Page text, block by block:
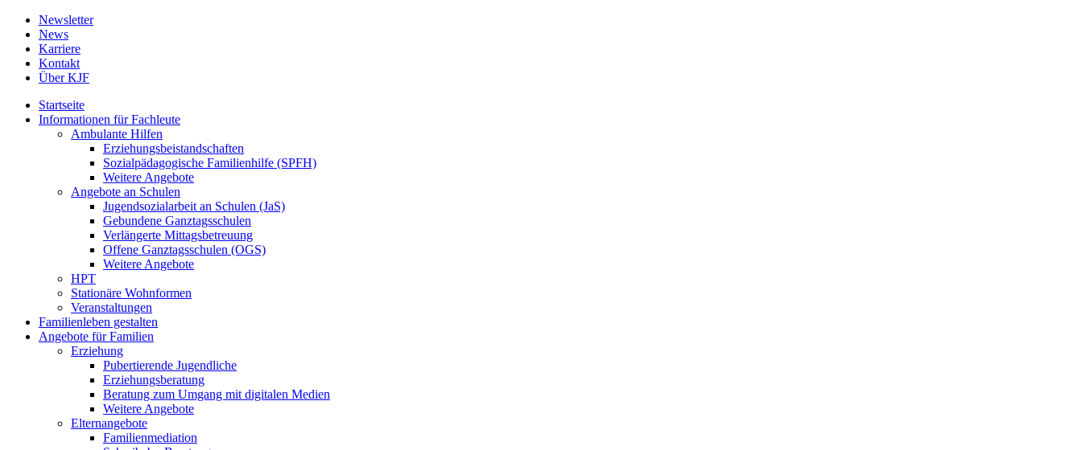
Newsletter
News
Karriere
Kontakt
Über KJF
Startseite
Informationen für Fachleute
Ambulante Hilfen
Erziehungsbeistandschaften
Sozialpädagogische Familienhilfe (SPFH)
Weitere Angebote
Angebote an Schulen
Jugendsozialarbeit an Schulen (JaS)
Gebundene Ganztagsschulen
Verlängerte Mittagsbetreuung
Offene Ganztagsschulen (OGS)
Weitere Angebote
HPT
Stationäre Wohnformen
Veranstaltungen
Familienleben gestalten
Angebote für Familien
Erziehung
Pubertierende Jugendliche
Erziehungsberatung
Beratung zum Umgang mit digitalen Medien
Weitere Angebote
Elternangebote
Familienmediation